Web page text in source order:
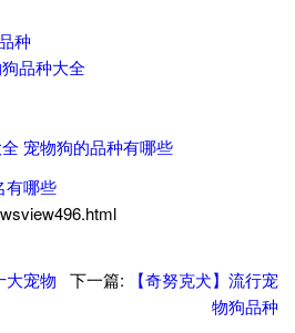
种
品种大全
宠物狗的品种有哪些
有哪些
大宠物
下一篇:
【奇努克犬】流行宠
物狗品种